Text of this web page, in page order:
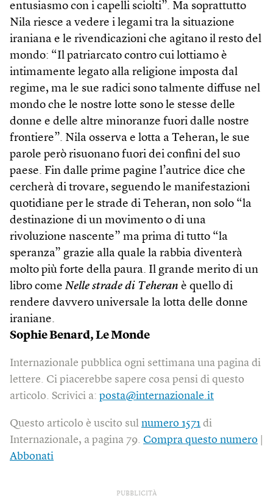
entusiasmo con i capelli sciolti”. Ma soprattutto
Nila riesce a vedere i legami tra la situazione
iraniana e le rivendicazioni che agitano il resto del
mondo: “Il patriarcato contro cui lottiamo è
intimamente legato alla religione imposta dal
regime, ma le sue radici sono talmente diffuse nel
mondo che le nostre lotte sono le stesse delle
donne e delle altre minoranze fuori dalle nostre
frontiere”. Nila osserva e lotta a Teheran, le sue
parole però risuonano fuori dei confini del suo
paese. Fin dalle prime pagine l’autrice dice che
cercherà di trovare, seguendo le manifestazioni
quotidiane per le strade di Teheran, non solo “la
destinazione di un movimento o di una
rivoluzione nascente” ma prima di tutto “la
speranza” grazie alla quale la rabbia diventerà
molto più forte della paura. Il grande merito di un
libro come Nelle strade di Teheran è quello di
rendere davvero universale la lotta delle donne
iraniane.
Sophie Benard, Le Monde
Internazionale pubblica ogni settimana una pagina di
lettere. Ci piacerebbe sapere cosa pensi di questo
articolo. Scrivici a: posta@internazionale.it
Questo articolo è uscito sul numero 1571 di
Internazionale, a pagina 79. Compra questo numero
Abbonati
PUBBLICITÀ